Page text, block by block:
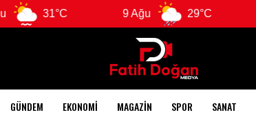
9 Ağu 29°C 10 Ağu
GÜNDEM EKONOMI MAGAZIN SPOR SANAT